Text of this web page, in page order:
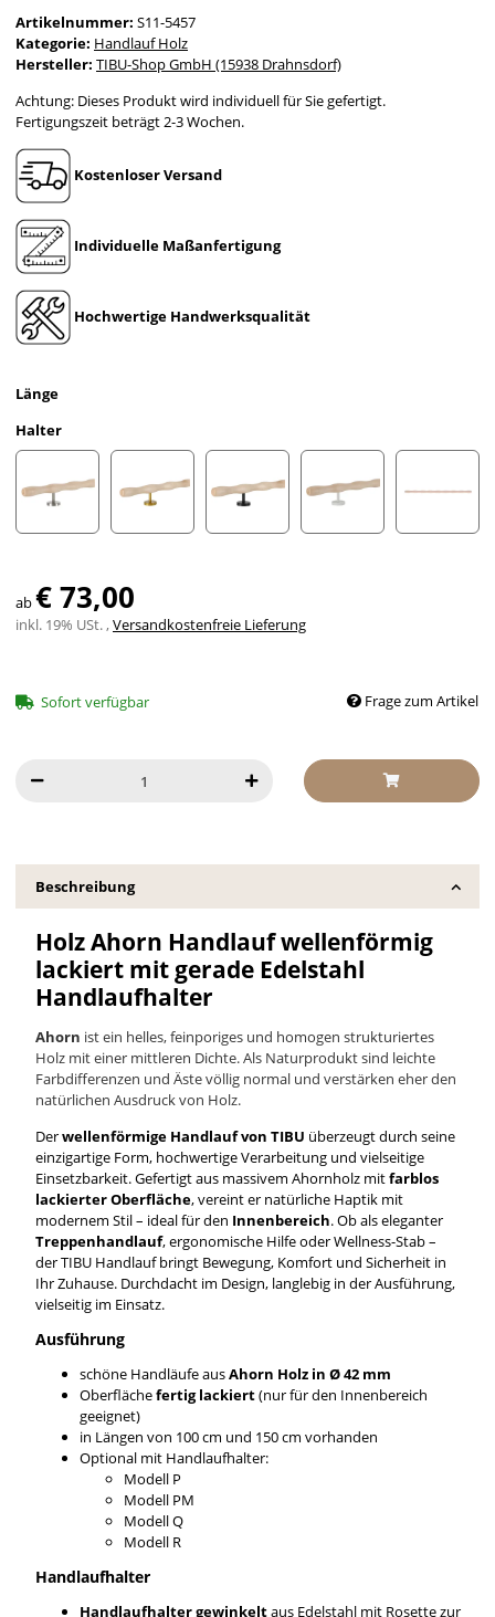
Artikelnummer: S11-5457
Kategorie: Handlauf Holz
Hersteller: TIBU-Shop GmbH (15938 Drahnsdorf)
Achtung: Dieses Produkt wird individuell für Sie gefertigt.
Fertigungszeit beträgt 2-3 Wochen.
Kostenloser Versand
Individuelle Maßanfertigung
Hochwertige Handwerksqualität
Länge
Halter
ab€ 73,00
inkl. 19% USt. ,Versandkostenfreie Lieferung
Sofort verfügbar Frage zum Artikel
Beschreibung
Holz Ahorn Handlauf wellenförmig
lackiert mit gerade Edelstahl
Handlaufhalter
Ahorn ist ein helles, feinporiges und homogen strukturiertes
Holz mit einer mittleren Dichte.Als Naturprodukt sind leichte
Farbdifferenzen und Äste völlig normal und verstärken eherden
natürlichen Ausdruck von Holz.
Derwellenförmige Handlauf von TIBU überzeugt durch seine
einzigartige Form, hochwertige Verarbeitung und vielseitige
Einsetzbarkeit. Gefertigt aus massivem Ahornholz mitfarblos
lackierter Oberfläche, vereint er natürliche Haptik mit
modernem Stil – ideal für den Innenbereich. Ob als eleganter
Treppenhandlauf, ergonomische Hilfe oder Wellness-Stab –
der TIBU Handlauf bringt Bewegung, Komfort und Sicherheit in
Ihr Zuhause. Durchdacht im Design, langlebig in der Ausführung,
vielseitig im Einsatz.
Ausführung
schöne Handläufe ausAhorn Holz in Ø 42 mm
Oberflächefertig lackiert(nur für den Innenbereich
geeignet)
in Längen von 100 cm und 150 cm vorhanden
Optional mit Handlaufhalter:
Modell P
Modell PM
Modell Q
Modell R
Handlaufhalter
Handlaufhalter gewinkeltaus Edelstahl mit Rosette zur